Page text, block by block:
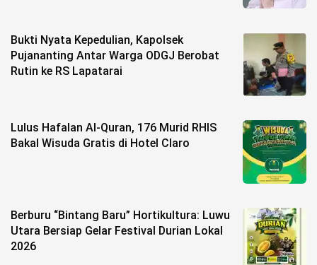
Bukti Nyata Kepedulian, Kapolsek
Pujananting Antar Warga ODGJ Berobat
Rutin ke RS Lapatarai
Lulus Hafalan Al-Quran, 176 Murid RHIS
Bakal Wisuda Gratis di Hotel Claro
Berburu “Bintang Baru” Hortikultura: Luwu
Utara Bersiap Gelar Festival Durian Lokal
2026